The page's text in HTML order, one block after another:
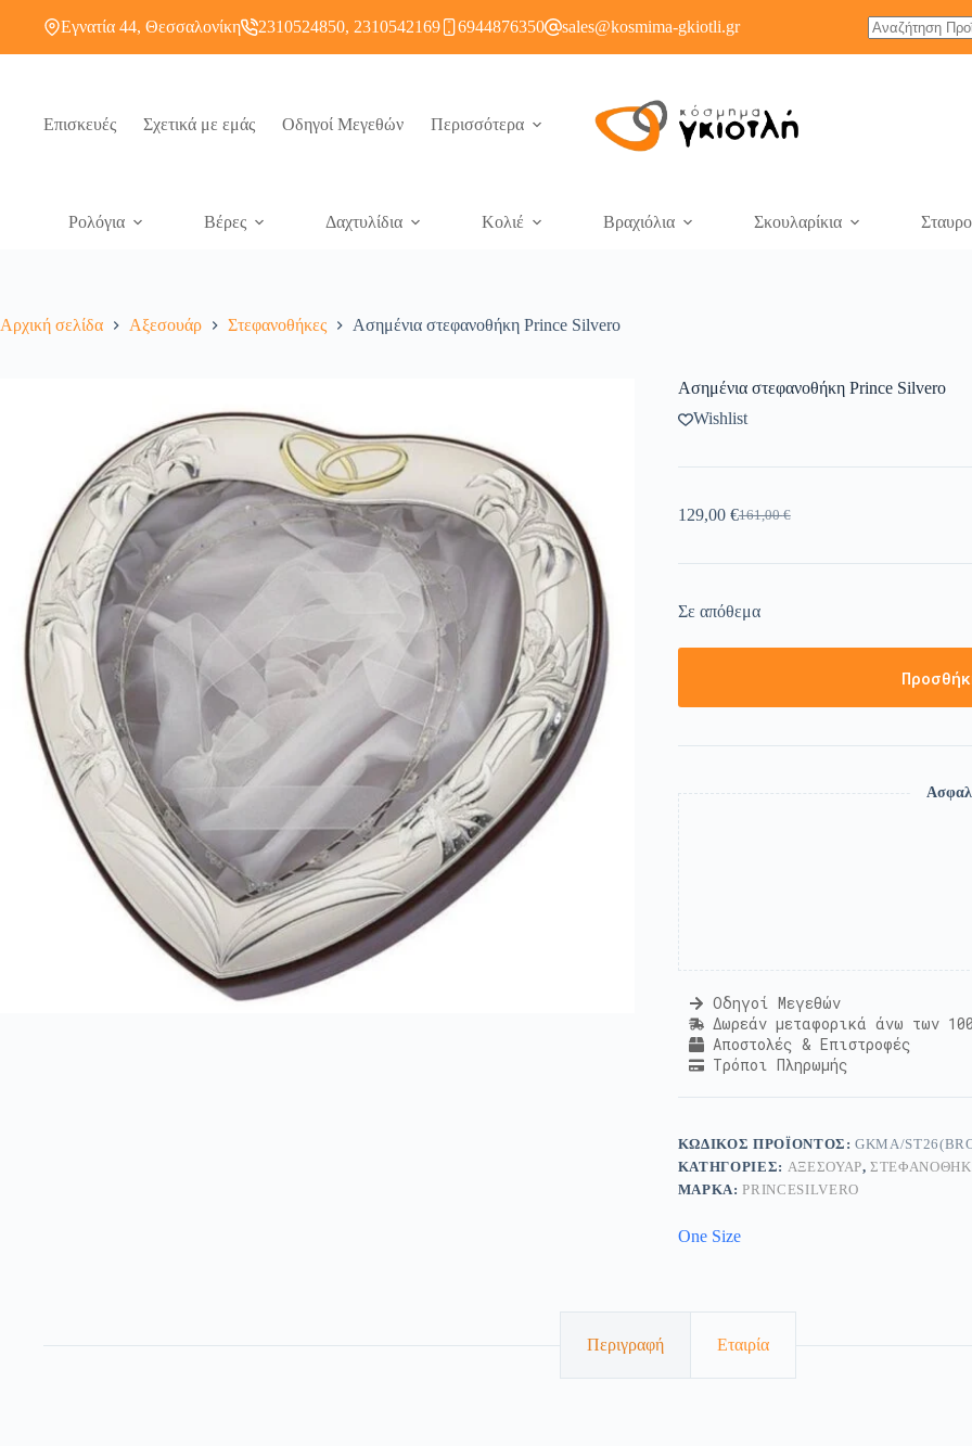
Εγνατία 44, Θεσσαλονίκη 2310524850, 2310542169 6944876350 sales@kosmima-gkiotli.gr
Επισκευές Σχετικά με εμάς Οδηγοί Μεγεθών Περισσότερα
Ρολόγια Βέρες Δαχτυλίδια Κολιέ Βραχιόλια Σκουλαρίκια
Αρχική σελίδα Αξεσουάρ Στεφανοθήκες Ασημένια στεφανοθήκη Prince Silvero
Ασημένια στεφανοθήκη Prince Silvero
Wishlist
161,00€
129,00 €
Σε απόθεμα
Οδηγοί Μεγεθών
Δωρεάν μεταφορικά άνω των
Αποστολές & Επιστροφές
Τρόποι Πληρωμής
ΚΩΔΙΚΌΣ ΠΡΟΪΌΝΤΟΣ:GKMA/
ΚΑΤΗΓΟΡΊΕΣ: ΑΞΕΣΟΥΆΡ,
ΜΆΡΚΑ:PRINCESILVERO
One Size
Περιγραφή Εταιρία